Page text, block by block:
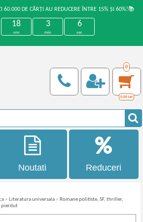
60.000 DE CĂRȚI AU REDUCERE ÎNTRE 15% ȘI 60%!📚
18
ore
3
min
6
sec
0
0,00 Lei
Noutati Reduceri
» Literatura universala » Romane politiste, SF, thriller,
pierdut